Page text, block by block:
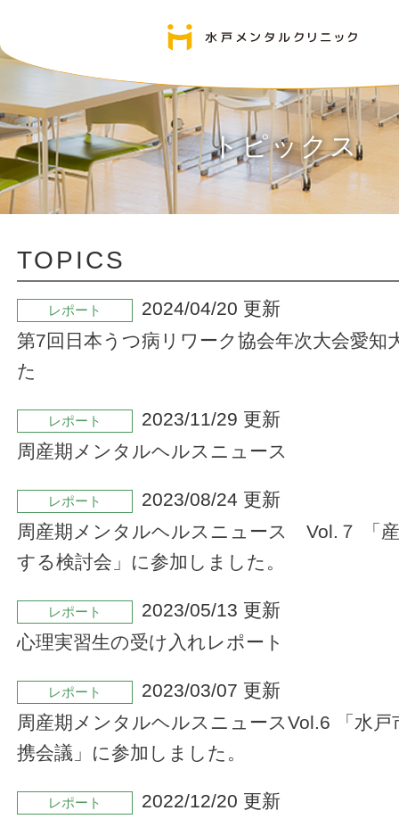
トピックス
TOPICS
レポート
2024/04/20 更新
第7回日本うつ病リワーク協会年次大会愛知
た
レポート
2023/11/29 更新
周産期メンタルヘルスニュース
レポート
2023/08/24 更新
周産期メンタルヘルスニュース Vol.７ 「
する検討会」に参加しました。
レポート
2023/05/13 更新
心理実習生の受け入れレポート
レポート
2023/03/07 更新
周産期メンタルヘルスニュースVol.6 「水戸
携会議」に参加しました。
レポート
2022/12/20 更新